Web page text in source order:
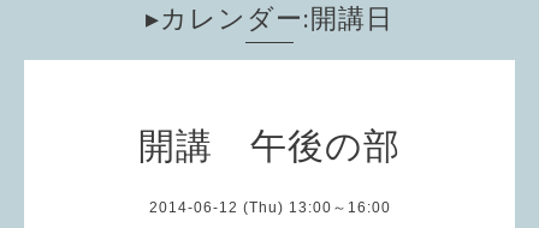
▸カレンダー:開講日
開講 午後の部
2014-06-12 (Thu) 13:00～16:00